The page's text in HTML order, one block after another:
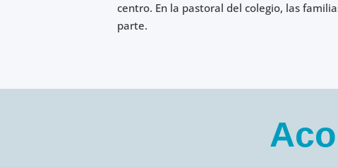
centro. En la pastoral del colegio, las
parte.